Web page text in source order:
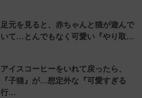
足元を見ると、赤ちゃんと猫が遊んで
いて…とんでもなく可愛い『やり取…
アイスコーヒーをいれて戻ったら、
『子猫』が…想定外な『可愛すぎる
行…